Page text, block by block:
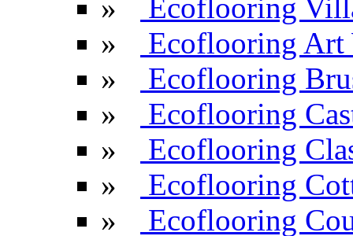
»
Ecoflooring
»
Ecoflooring Art
»
Ecoflooring
»
Ecoflooring
»
Ecoflooring
»
Ecoflooring
»
Ecoflooring